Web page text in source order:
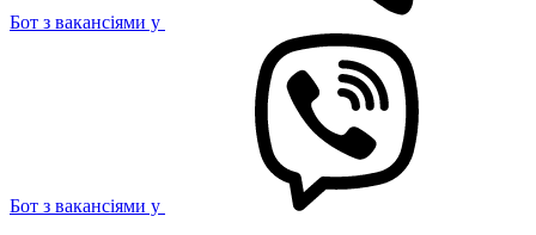
Бот з вакансіями у
Бот з вакансіями у